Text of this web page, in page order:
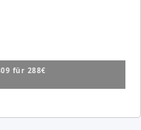
für 288€